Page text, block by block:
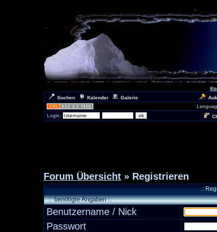
Suchen
Kalender Galerie
Login:
Forum Übersicht » Registrieren
.:
:: benötigte Angaben :.
Benutzername / Nick
Passwort